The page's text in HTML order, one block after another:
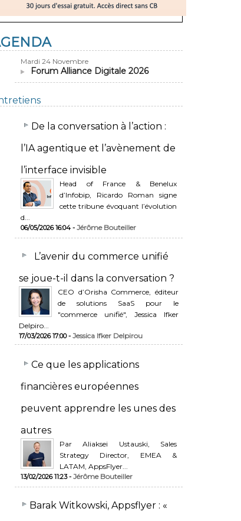
Mardi 24 Novembre
Forum Alliance Digitale 2026
​De la conversation à l’action :
l’IA agentique et l’avènement de
l’interface invisible
Head of France & Benelux
d’Infobip, Ricardo Roman signe
cette tribune évoquant l’évolution
d...
06/05/2026 16:04 - Jérôme Bouteiller
L’avenir du commerce unifié
se joue-t-il dans la conversation ?
CEO d’Orisha Commerce, éditeur
de solutions SaaS pour le
"commerce unifié", Jessica Ifker
Delpiro...
17/03/2026 17:00 - Jessica Ifker Delpirou
​Ce que les applications
financières européennes
peuvent apprendre les unes des
autres
Par Aliaksei Ustauski, Sales
Strategy Director, EMEA &
LATAM, AppsFlyer...
13/02/2026 11:23 - Jérôme Bouteiller
​Barak Witkowski, Appsflyer : «